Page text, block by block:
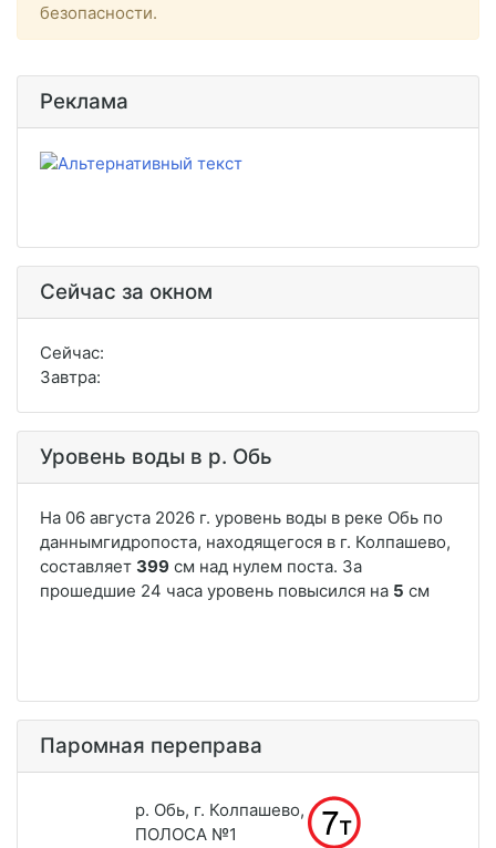
безопасности.
Реклама
Сейчас за окном
Сейчас:
Завтра:
Уровень воды в р. Обь
Паромная переправа
р. Обь, г. Колпашево,
ПОЛОСА №1